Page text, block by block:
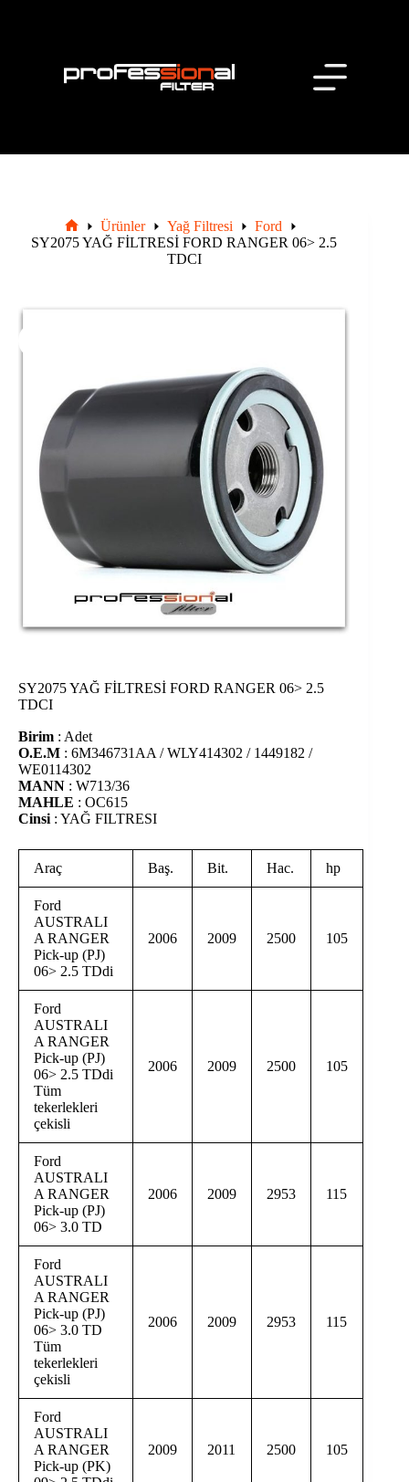
Ana
Ürünler Yağ Filtresi
Ford
SY2075 YAĞ FİLTRESİ FORD RANGER 06> 2.5
TDCI
SY2075 YAĞ FİLTRESİ FORD RANGER 06> 2.5
TDCI
Birim : Adet
O.E.M : 6M346731AA / WLY414302 / 1449182 /
WE0114302
MANN : W713/36
MAHLE : OC615
Cinsi : YAĞ FILTRESI
Araç Baş. Bit. Hac. hp
Ford
AUSTRALI
A RANGER
Pick-up (PJ)
06> 2.5 TDdi
2006 2009 2500 105
Ford
AUSTRALI
A RANGER
Pick-up (PJ)
06> 2.5 TDdi
Tüm
tekerlekleri
çekisli
2006 2009 2500 105
Ford
AUSTRALI
A RANGER
Pick-up (PJ)
06> 3.0 TD
2006 2009 2953 115
Ford
AUSTRALI
A RANGER
Pick-up (PJ)
06> 3.0 TD
Tüm
tekerlekleri
çekisli
2006 2009 2953 115
Ford
AUSTRALI
A RANGER
Pick-up (PK)
2009 2011 2500 105